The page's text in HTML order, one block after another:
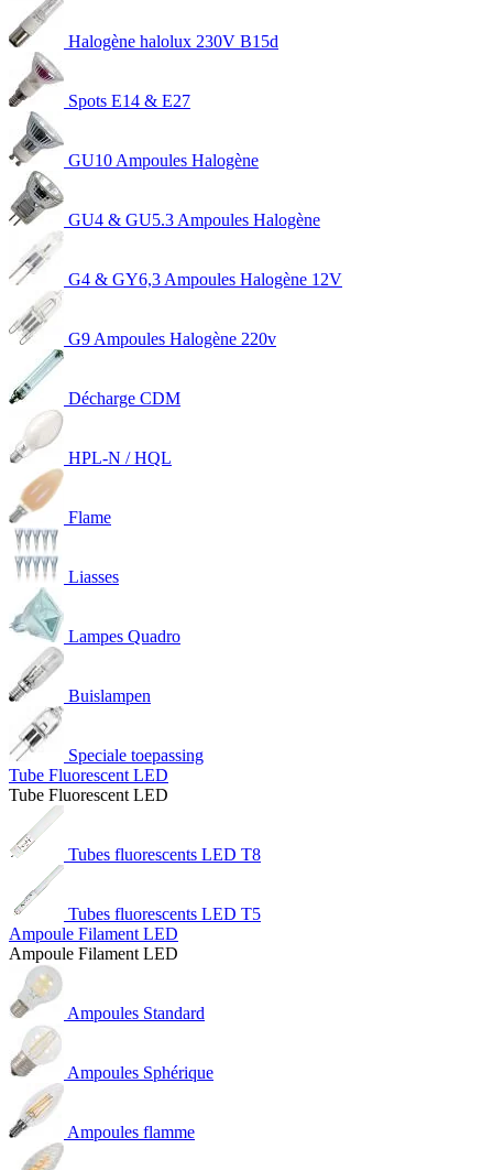
Halogène halolux 230V B15d
Spots E14 & E27
GU10 Ampoules Halogène
GU4 & GU5.3 Ampoules Halogène
G4 & GY6,3 Ampoules Halogène 12V
G9 Ampoules Halogène 220v
Décharge CDM
HPL-N / HQL
Flame
Liasses
Lampes Quadro
Buislampen
Speciale toepassing
Tube Fluorescent LED
Tube Fluorescent LED
Tubes fluorescents LED T8
Tubes fluorescents LED T5
Ampoule Filament LED
Ampoule Filament LED
Ampoules Standard
Ampoules Sphérique
Ampoules flamme